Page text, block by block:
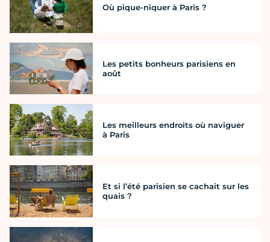
Où pique-niquer à Paris ?
Les petits bonheurs parisiens en
août
Les meilleurs endroits où naviguer
à Paris
Et si l’été parisien se cachait sur les
quais ?